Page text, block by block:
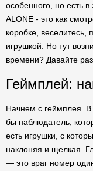
особенного, но есть
ALONE - это как
коробке, веселитесь,
игрушкой. Но тут
времени? Давайте
Геймплей:
Начнем с геймплея. В
бы наблюдатель,
есть игрушки, с
наклоняя и щелкая.
— это враг номер